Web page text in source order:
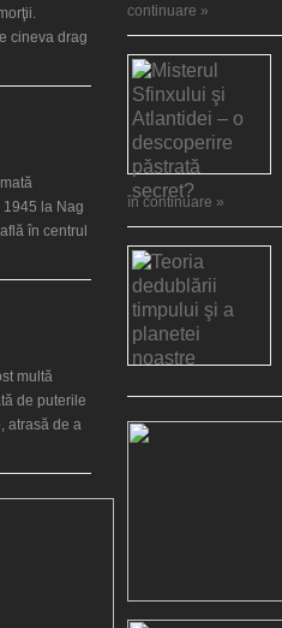
cineva drag
la Nag
în centrul
multă
de puterile
atrasă de a
continuare »
în continuare »